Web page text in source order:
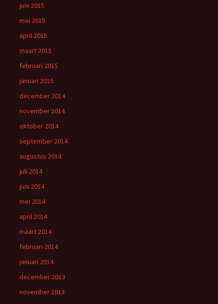
juni 2015
mei 2015
april 2015
maart 2015
februari 2015
januari 2015
december 2014
november 2014
oktober 2014
september 2014
augustus 2014
juli 2014
juni 2014
mei 2014
april 2014
maart 2014
februari 2014
januari 2014
december 2013
november 2013